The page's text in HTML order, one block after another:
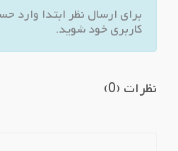
برای ارسال نظر ابتدا وارد
کاربری خود شوید.
نظرات (0)